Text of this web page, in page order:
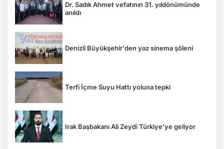
Dr. Sadık Ahmet vefatının 31. yıldönümünde
anıldı
Denizli Büyükşehir'den yaz sinema şöleni
Terfi İçme Suyu Hattı yoluna tepki
Irak Başbakanı Ali Zeydi Türkiye'ye geliyor